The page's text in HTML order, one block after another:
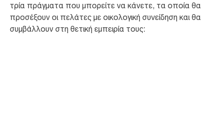
τρία πράγματα που μπορείτε να κάνετε, τα οποία θα
προσέξουν οι πελάτες με οικολογική συνείδηση και θα
συμβάλλουν στη θετική εμπειρία τους: